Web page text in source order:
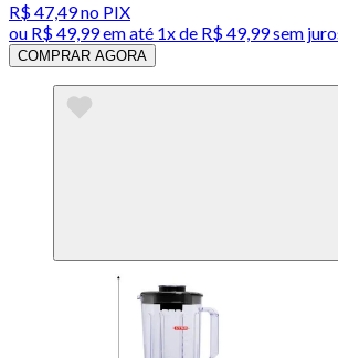
R$ 47,49no PIX
ou R$ 49,99em até 1x de R$ 49,99sem
COMPRAR AGORA